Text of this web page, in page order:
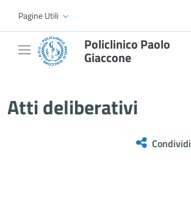
Skip to Main Content
Pagine Utili
Policlinico Paolo
Giaccone
Atti deliberativi
Condividi